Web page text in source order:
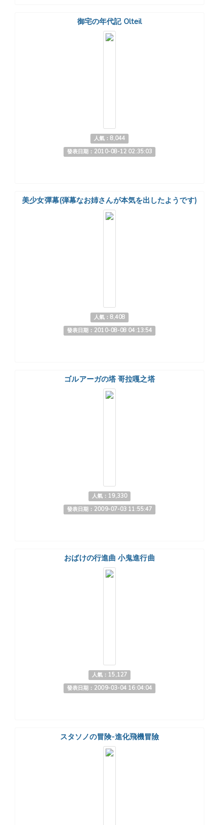
御宅の年代記 Olteil
人氣：8,044
發表日期：2010-08-12 02:35:03
美少女彈幕(弾幕なお姉さんが本気を出したようです)
人氣：8,408
發表日期：2010-08-08 04:13:54
ゴルアーガの塔 哥拉嘎之塔
人氣：19,330
發表日期：2009-07-03 11:55:47
おばけの行進曲 小鬼進行曲
人氣：15,127
發表日期：2009-03-04 16:04:04
スタソノの冒険-進化飛機冒險